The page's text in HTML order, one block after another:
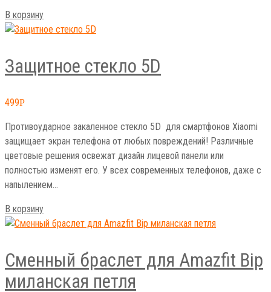
В корзину
Защитное стекло 5D
499Р
Противоударное закаленное стекло 5D для смартфонов Xiaomi
защищает экран телефона от любых повреждений! Различные
цветовые решения освежат дизайн лицевой панели или
полностью изменят его. У всех современных телефонов, даже с
напылением…
В корзину
Сменный браслет для Amazfit Bip
миланская петля